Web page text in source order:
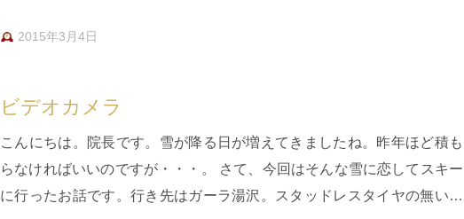
2015年3月4日
ビデオカメラ
こんにちは。院長です。雪が降る日が増えてきましたね。昨年ほど積も
らなければいいのですが・・・。 さて、今回はそんな雪に恋してスキー
に行ったお話です。行き先はガーラ湯沢。スタッドレスタイヤの無い坂